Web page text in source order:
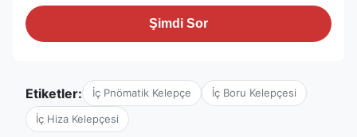
Şimdi Sor
Etiketler: İç Pnömatik Kelepçe İç Boru Kelepçesi
İç Hiza Kelepçesi